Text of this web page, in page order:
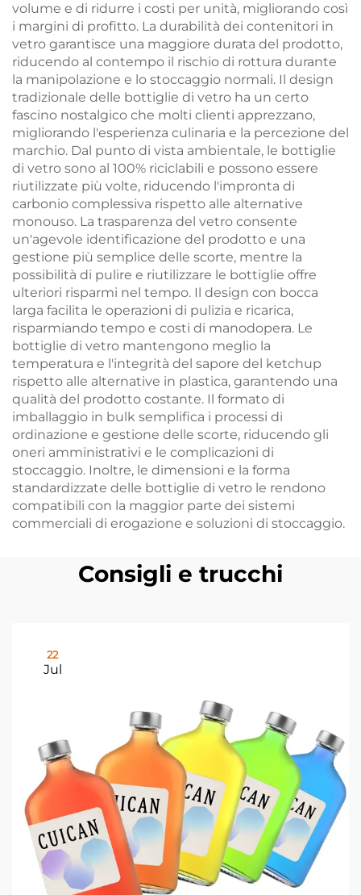
volume e di ridurre i costi per unità, migliorando così
i margini di profitto. La durabilità dei contenitori in
vetro garantisce una maggiore durata del prodotto,
riducendo al contempo il rischio di rottura durante
la manipolazione e lo stoccaggio normali. Il design
tradizionale delle bottiglie di vetro ha un certo
fascino nostalgico che molti clienti apprezzano,
migliorando l'esperienza culinaria e la percezione del
marchio. Dal punto di vista ambientale, le bottiglie
di vetro sono al 100% riciclabili e possono essere
riutilizzate più volte, riducendo l'impronta di
carbonio complessiva rispetto alle alternative
monouso. La trasparenza del vetro consente
un'agevole identificazione del prodotto e una
gestione più semplice delle scorte, mentre la
possibilità di pulire e riutilizzare le bottiglie offre
ulteriori risparmi nel tempo. Il design con bocca
larga facilita le operazioni di pulizia e ricarica,
risparmiando tempo e costi di manodopera. Le
bottiglie di vetro mantengono meglio la
temperatura e l'integrità del sapore del ketchup
rispetto alle alternative in plastica, garantendo una
qualità del prodotto costante. Il formato di
imballaggio in bulk semplifica i processi di
ordinazione e gestione delle scorte, riducendo gli
oneri amministrativi e le complicazioni di
stoccaggio. Inoltre, le dimensioni e la forma
standardizzate delle bottiglie di vetro le rendono
compatibili con la maggior parte dei sistemi
commerciali di erogazione e soluzioni di stoccaggio.
Consigli e trucchi
22
Jul